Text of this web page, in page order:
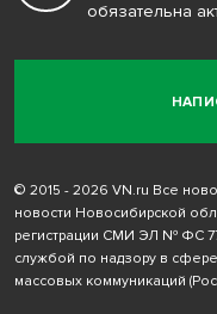
обязательна
© 2015 - 2026 VN.ru Все
новости Новосибирской
регистрации СМИ ЭЛ № ФС
службой по надзору в
массовых коммуникаций